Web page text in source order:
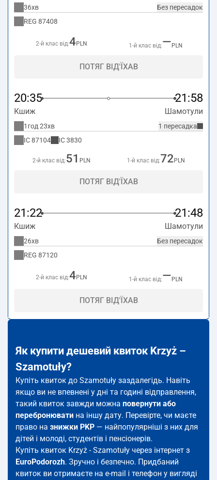
Без пересадок
36хв
REG 87408
2-й клас від:4 PLN 1-й клас від:— PLN
ПОТЯГ ВІД'ЇХАВ
20:35 21:58
Кшиж Шамотули
1 пересадка
1год 23хв
IC87104 IC3830
2-й клас від:51 PLN 1-й клас від:72 PLN
ПОТЯГ ВІД'ЇХАВ
21:22 21:48
Кшиж Шамотули
Без пересадок
26хв
REG 87120
2-й клас від:4 PLN 1-й клас від:— PLN
ПОТЯГ ВІД'ЇХАВ
Як купити дешевий квиток Krzyż –
Szamotuły?
Купіть квиток до Szamotuły заздалегідь. Навіть
якщо ви не впевнені у дні та годині відправлення,
такий квиток завжди можна повернути або
перебронювати на іншу дату. Перевірте, чи маєте
право на знижки PKP — найпопулярніші з них для
дітей і молоді, студентів і пенсіонерів.
Купіть квиток Krzyż - Szamotuły через інтернет з
EuroPodorozh. Зручно і безпечно. Придбаний
квиток ви отримаєте на e-mail і телефон у вигляді